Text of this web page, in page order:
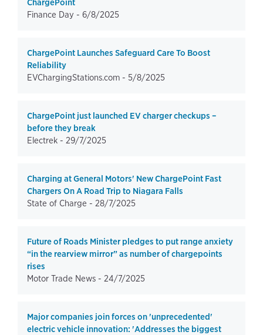
ChargePoint
Finance Day - 6/8/2025
ChargePoint Launches Safeguard Care To Boost
Reliability
EVChargingStations.com - 5/8/2025
ChargePoint just launched EV charger checkups –
before they break
Electrek - 29/7/2025
Charging at General Motors' New ChargePoint Fast
Chargers On A Road Trip to Niagara Falls
State of Charge - 28/7/2025
Future of Roads Minister pledges to put range anxiety
“in the rearview mirror” as number of chargepoints
rises
Motor Trade News - 24/7/2025
Major companies join forces on 'unprecedented'
electric vehicle innovation: 'Addresses the biggest